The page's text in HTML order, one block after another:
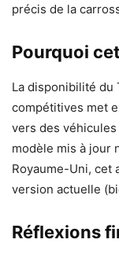
précis de la
Pourquoi
La disponibilité du
compétitives met
vers des
modèle mis à jour
Royaume-Uni, cet
version actuelle
Réflexions